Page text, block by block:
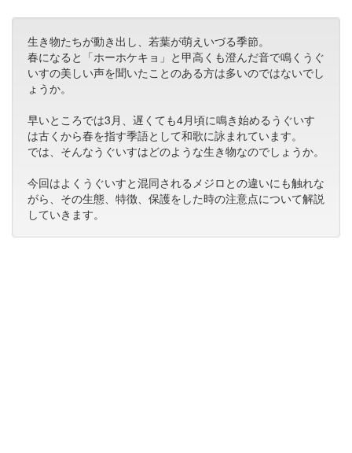
生き物たちが動き出し、若葉が萌えいづる季節。
春になると「ホーホケキョ」と甲高くも澄んだ音で鳴くうぐ
いすの美しい声を聞いたことのある方は多いのではないでし
ょうか。
早いところでは3月、遅くても4月頃に鳴き始めるうぐいす
は古くから春を指す季語として和歌に詠まれています。
では、そんなうぐいすはどのような生き物なのでしょうか。
今回はよくうぐいすと混同されるメジロとの違いにも触れな
がら、その生態、特徴、保護をした時の注意点について解説
していきます。